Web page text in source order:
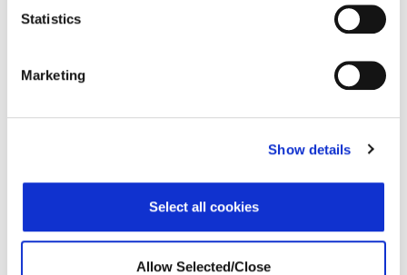
Statistics
Marketing
Show details
Select all cookies
Allow Selected/Close
Germany